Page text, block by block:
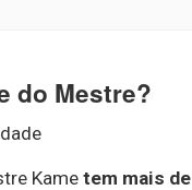
do Mestre?
Kame tem mais